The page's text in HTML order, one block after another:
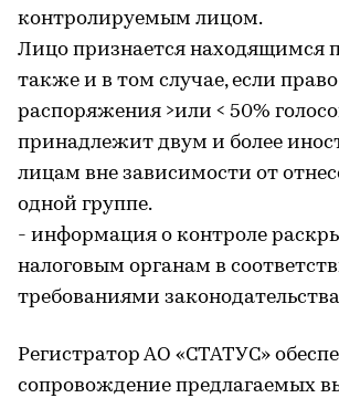
контролируемым лицом.
Лицо признается находящимся
также и в том случае, если право
распоряжения >или < 50%
принадлежит двум и более
лицам вне зависимости от
одной группе.
- информация о контроле
налоговым органам в
требованиями
Регистратор АО «СТАТУС»
сопровождение предлагаемых